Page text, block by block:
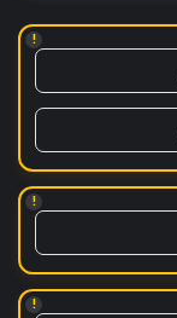
!
!
!